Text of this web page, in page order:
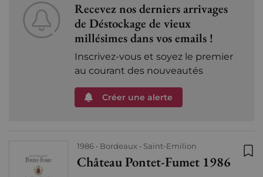
Recevez nos derniers arrivages
de Déstockage de vieux
millésimes dans vos emails !
Inscrivez-vous et soyez le premier
au courant des nouveautés
Créer une alerte
1986 Bordeaux Saint-Emilion
Château Pontet-Fumet 1986